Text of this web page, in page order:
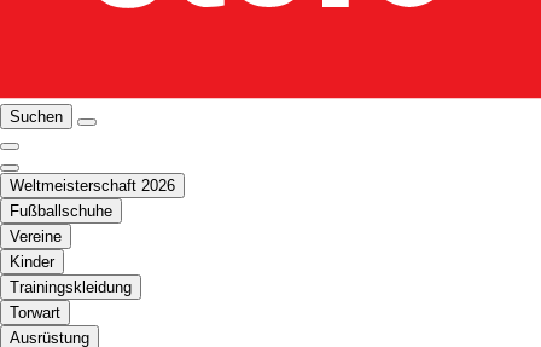
Suchen
Weltmeisterschaft 2026
Fußballschuhe
Vereine
Kinder
Trainingskleidung
Torwart
Ausrüstung